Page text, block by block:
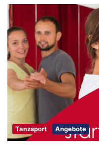
Tanzsport Angebote